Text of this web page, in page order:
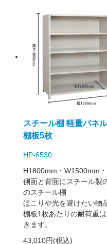
スチール棚 軽量パネ
棚板5枚
HP-6530
H1800mm・W1500mm
側面と背面にスチール製
のスチール棚
ほこりや光を避けたい物
棚板1枚あたりの耐荷重
きます。
43,010円(税込)